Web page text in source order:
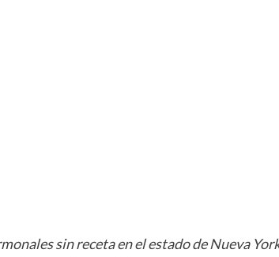
sin receta en el estado de Nueva